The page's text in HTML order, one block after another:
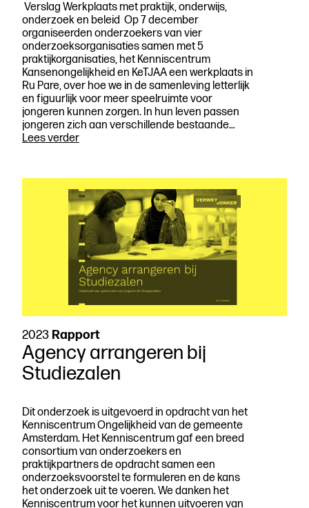
Verslag Werkplaats met praktijk, onderwijs,
onderzoek en beleid Op 7 december
organiseerden onderzoekers van vier
onderzoeksorganisaties samen met 5
praktijkorganisaties, het Kenniscentrum
Kansenongelijkheid en KeTJAA een werkplaats in
Ru Pare, over hoe we in de samenleving letterlijk
en figuurlijk voor meer speelruimte voor
jongeren kunnen zorgen. In hun leven passen
jongeren zich aan verschillende bestaande…
Lees verderAgency
2023 Rapport
Agency arrangeren bij
Studiezalen
Dit onderzoek is uitgevoerd in opdracht van het
Kenniscentrum Ongelijkheid van de gemeente
Amsterdam. Het Kenniscentrum gaf een breed
consortium van onderzoekers en
praktijkpartners de opdracht samen een
onderzoeksvoorstel te formuleren en de kans
het onderzoek uit te voeren. We danken het
Kenniscentrum voor het kunnen uitvoeren van